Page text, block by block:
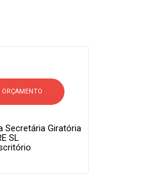
Secretária Giratória
SL